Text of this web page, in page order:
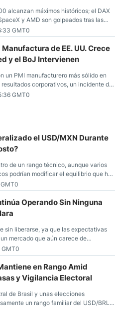
alcanzan máximos históricos; el DAX
y AMD son golpeados tras las
cae por debajo de los $80 con nuevas
intentando estabilizarse frente al
que las tasas caen en EE. UU.
GMT0
Manufactura de EE. UU. Crece
y el BoJ Intervienen
un PMI manufacturero más sólido en
corporativos, un incidente de
el mercado del petróleo.
GMT0
el USD/MXN Durante
de un rango técnico, aunque varios
podrían modificar el equilibrio que ha
Operando Sin Ninguna
sin liberarse, ya que las expectativas
mercado que aún carece de
en Rango Amid
y Vigilancia Electoral
de Brasil y unas elecciones
un rango familiar del USD/BRL.